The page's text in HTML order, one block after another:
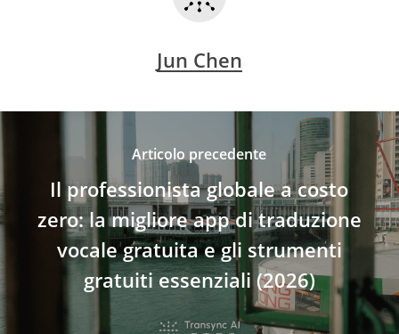
Jun Chen
Articolo precedente
Il professionista globale a costo
zero: la migliore app di traduzione
vocale gratuita e gli strumenti
gratuiti essenziali (2026)